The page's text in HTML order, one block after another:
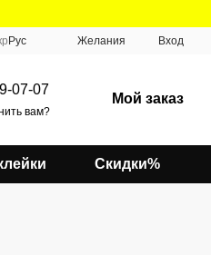
Рус Желания Вход
07-07
вам?
Мой заказ
Скидки%